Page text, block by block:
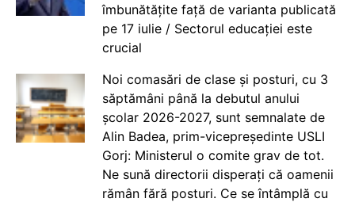
îmbunătățite față de varianta publicată
pe 17 iulie / Sectorul educației este
crucial
Noi comasări de clase și posturi, cu 3
săptămâni până la debutul anului
școlar 2026-2027, sunt semnalate de
Alin Badea, prim-vicepreședinte USLI
Gorj: Ministerul o comite grav de tot.
Ne sună directorii disperați că oamenii
rămân fără posturi. Ce se întâmplă cu